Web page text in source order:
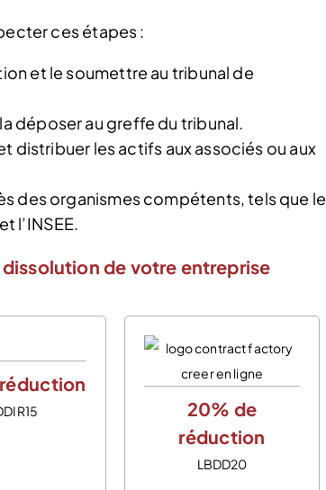
ces étapes :
et le soumettre au tribunal de
déposer au greffe du tribunal.
distribuer les actifs aux associés ou aux
des organismes compétents, tels que le
l’INSEE.
de votre entreprise
20% de
réduction
LBDD20